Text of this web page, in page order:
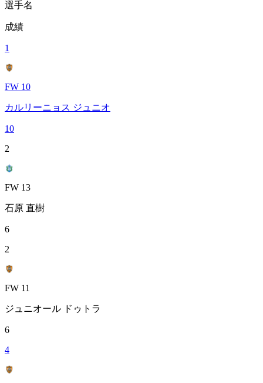
選手名
成績
1
FW 10
カルリーニョス ジュニオ
10
2
FW 13
石原 直樹
6
2
FW 11
ジュニオール ドゥトラ
6
4